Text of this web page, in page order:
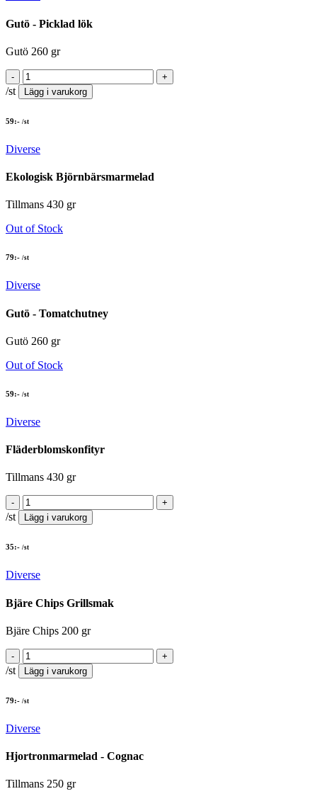
Gutö - Picklad lök
Gutö 260 gr
/st Lägg i varukorg
59:- /st
Diverse
Ekologisk Björnbärsmarmelad
Tillmans 430 gr
Out of Stock
79:- /st
Diverse
Gutö - Tomatchutney
Gutö 260 gr
Out of Stock
59:- /st
Diverse
Fläderblomskonfityr
Tillmans 430 gr
/st Lägg i varukorg
35:- /st
Diverse
Bjäre Chips Grillsmak
Bjäre Chips 200 gr
/st Lägg i varukorg
79:- /st
Diverse
Hjortronmarmelad - Cognac
Tillmans 250 gr